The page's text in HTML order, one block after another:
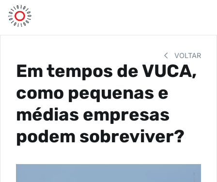
VOLTAR
Em tempos de VUCA,
como pequenas e
médias empresas
podem sobreviver?